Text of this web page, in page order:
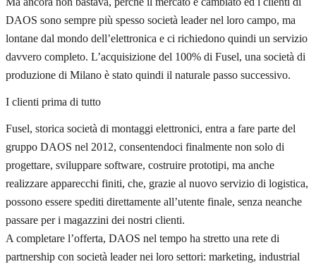
DAOS sono sempre più spesso società leader nel loro campo, ma
lontane dal mondo dell’elettronica e ci richiedono quindi un servizio
davvero completo. L’acquisizione del 100% di Fusel, una società di
produzione di Milano è stato quindi il naturale passo successivo.
I clienti prima di tutto
Fusel, storica società di montaggi elettronici, entra a fare parte del
gruppo DAOS nel 2012, consentendoci finalmente non solo di
progettare, sviluppare software, costruire prototipi, ma anche
realizzare apparecchi finiti, che, grazie al nuovo servizio di logistica,
possono essere spediti direttamente all’utente finale, senza neanche
passare per i magazzini dei nostri clienti.
A completare l’offerta, DAOS nel tempo ha stretto una rete di
partnership con società leader nei loro settori: marketing, industrial